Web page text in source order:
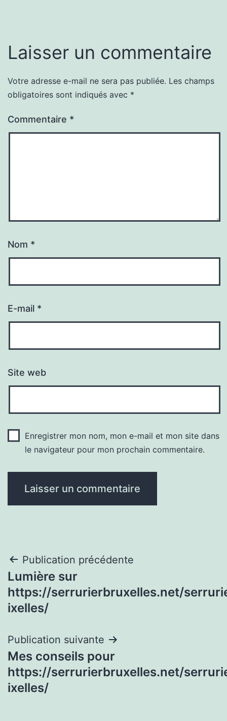
Laisser un commentaire
Votre adresse e-mail ne sera pas publiée. Les champs
obligatoires sont indiqués avec *
Commentaire *
Nom *
E-mail *
Site web
Enregistrer mon nom, mon e-mail et mon site dans
le navigateur pour mon prochain commentaire.
Navigation
de
l’article
Publication précédente
Lumière sur
https://serrurierbruxelles.net/
ixelles/
Publication suivante
Mes conseils pour
https://serrurierbruxelles.net/
ixelles/